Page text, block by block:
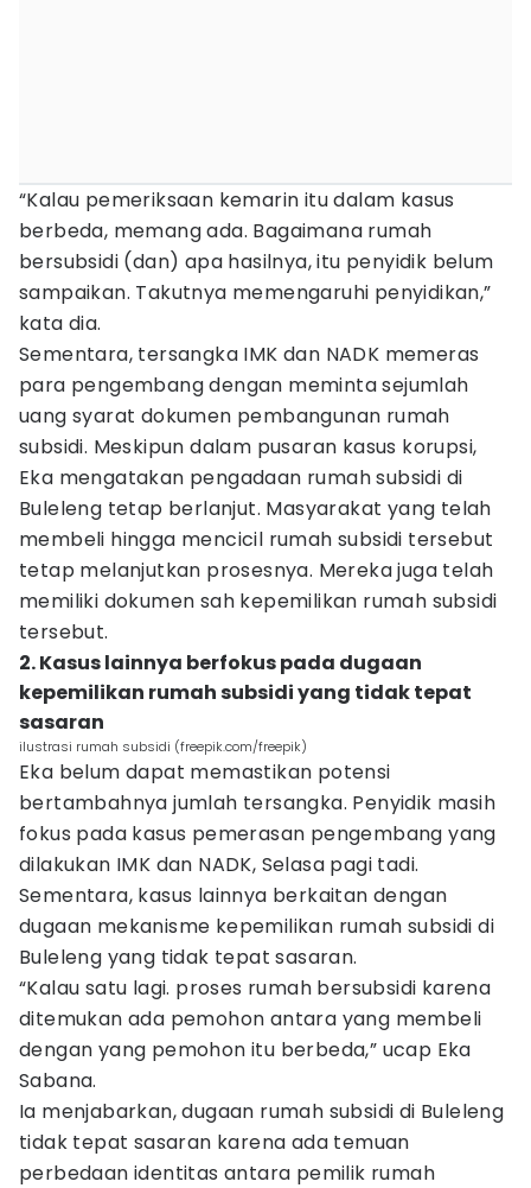
“Kalau pemeriksaan kemarin itu dalam kasus
berbeda, memang ada. Bagaimana rumah
bersubsidi (dan) apa hasilnya, itu penyidik belum
sampaikan. Takutnya memengaruhi penyidikan,”
kata dia.
Sementara, tersangka IMK dan NADK memeras
para pengembang dengan meminta sejumlah
uang syarat dokumen pembangunan rumah
subsidi. Meskipun dalam pusaran kasus korupsi,
Eka mengatakan pengadaan rumah subsidi di
Buleleng tetap berlanjut. Masyarakat yang telah
membeli hingga mencicil rumah subsidi tersebut
tetap melanjutkan prosesnya. Mereka juga telah
memiliki dokumen sah kepemilikan rumah subsidi
tersebut.
2. Kasus lainnya berfokus pada dugaan
kepemilikan rumah subsidi yang tidak tepat
sasaran
ilustrasi rumah subsidi (freepik.com/freepik)
Eka belum dapat memastikan potensi
bertambahnya jumlah tersangka. Penyidik masih
fokus pada kasus pemerasan pengembang yang
dilakukan IMK dan NADK, Selasa pagi tadi.
Sementara, kasus lainnya berkaitan dengan
dugaan mekanisme kepemilikan rumah subsidi di
Buleleng yang tidak tepat sasaran.
“Kalau satu lagi. proses rumah bersubsidi karena
ditemukan ada pemohon antara yang membeli
dengan yang pemohon itu berbeda,” ucap Eka
Sabana.
Ia menjabarkan, dugaan rumah subsidi di Buleleng
tidak tepat sasaran karena ada temuan
perbedaan identitas antara pemilik rumah